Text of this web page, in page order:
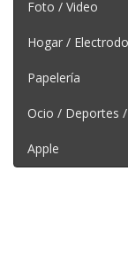
Foto / Video
Hogar /
Papelería
Ocio / Deportes
Apple